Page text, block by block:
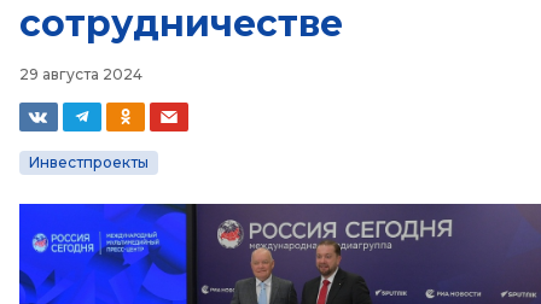
сотрудничестве
29 августа 2024
Инвестпроекты